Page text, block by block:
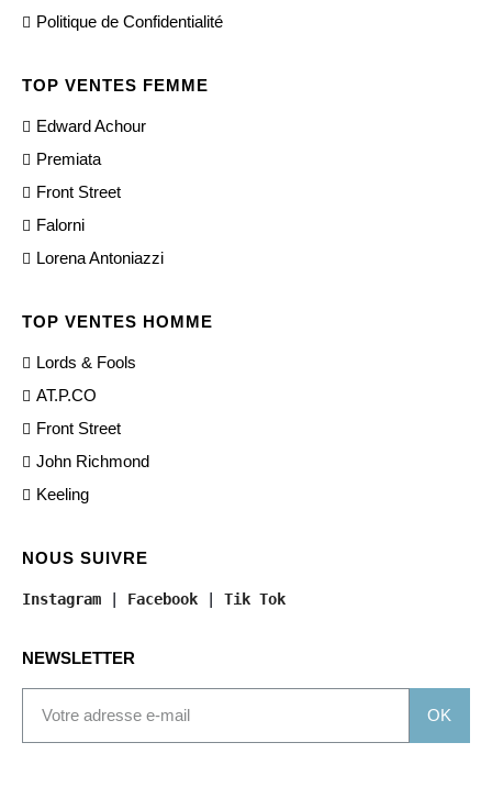
Politique de Confidentialité
TOP VENTES FEMME
Edward Achour
Premiata
Front Street
Falorni
Lorena Antoniazzi
TOP VENTES HOMME
Lords & Fools
AT.P.CO
Front Street
John Richmond
Keeling
NOUS SUIVRE
Instagram Facebook Tik Tok
NEWSLETTER
OK